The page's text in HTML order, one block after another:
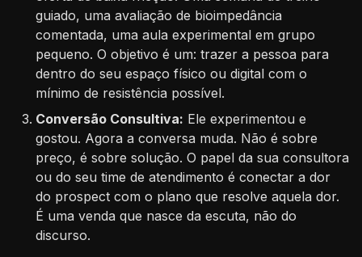
guiado, uma avaliação de bioimpedância
comentada, uma aula experimental em grupo
pequeno. O objetivo é um: trazer a pessoa para
dentro do seu espaço físico ou digital com o
mínimo de resistência possível.
Conversão Consultiva: Ele experimentou e
gostou. Agora a conversa muda. Não é sobre
preço, é sobre solução. O papel da sua consultora
ou do seu time de atendimento é conectar a dor
do prospect com o plano que resolve aquela dor.
É uma venda que nasce da escuta, não do
discurso.